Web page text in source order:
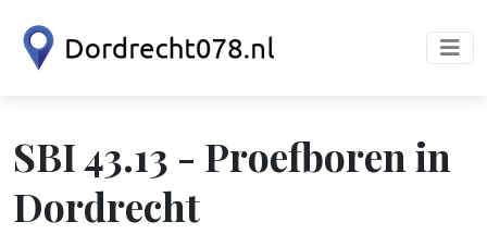
SBI 43.13 - Proefboren in
Dordrecht